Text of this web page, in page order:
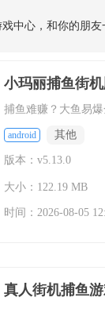
中心，和你的朋友
小玛丽捕鱼街
捕鱼难赚？大鱼易爆
android 其他
版本：v5.13.0
大小：122.19 MB
时间： 2026-08-05
真人街机捕鱼